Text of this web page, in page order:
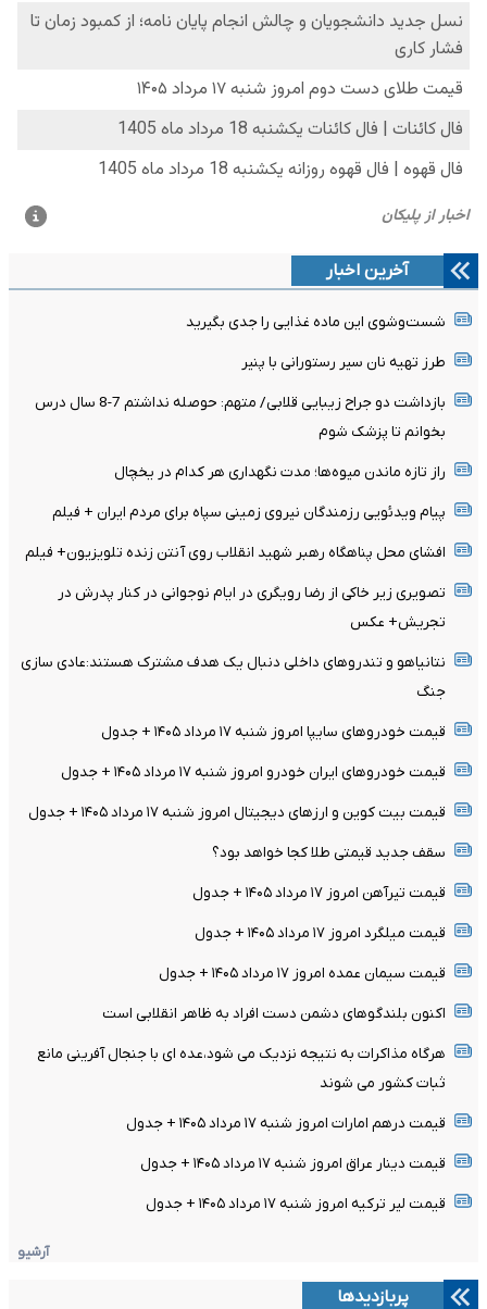
آخرین اخبار
شست‌وشوی این ماده غذایی را جدی بگیرید
طرز تهیه نان سیر رستورانی با پنیر
بازداشت دو جراح زیبایی قلابی/ متهم: حوصله نداشتم 7-8 سال درس
بخوانم تا پزشک شوم
راز تازه ماندن میوه‌ها؛ مدت نگهداری هر کدام در یخچال
پیام ویدئویی رزمندگان نیروی زمینی سپاه برای مردم ایران + فیلم
افشای محل پناهگاه‌ رهبر شهید انقلاب روی آنتن زنده تلویزیون+ فیلم
تصویری زیر خاکی از رضا رویگری در ایام نوجوانی در کنار پدرش در
تجریش+ عکس
نتانیاهو و تندروهای داخلی دنبال یک هدف مشترک هستند:عادی سازی
جنگ
قیمت خودرو‌های سایپا امروز شنبه ۱۷ مرداد ۱۴۰۵ + جدول
قیمت خودرو‌های ایران خودرو امروز شنبه ۱۷ مرداد ۱۴۰۵ + جدول
قیمت بیت کوین و ارز‌های دیجیتال امروز شنبه ۱۷ مرداد ۱۴۰۵ + جدول
سقف جدید قیمتی طلا کجا خواهد بود؟
قیمت تیرآهن امروز ۱۷ مرداد ۱۴۰۵ + جدول
قیمت میلگرد امروز ۱۷ مرداد ۱۴۰۵ + جدول
قیمت سیمان عمده امروز ۱۷ مرداد ۱۴۰۵ + جدول
اکنون بلندگوهای دشمن دست افراد به ظاهر انقلابی است
هرگاه مذاکرات به نتیجه نزدیک می شود،عده ای با جنجال آفرینی مانع
ثبات کشور می شوند
قیمت درهم امارات امروز شنبه ۱۷ مرداد ۱۴۰۵ + جدول
قیمت دینار عراق امروز شنبه ۱۷ مرداد ۱۴۰۵ + جدول
قیمت لیر ترکیه امروز شنبه ۱۷ مرداد ۱۴۰۵ + جدول
آرشیو
پربازدیدها